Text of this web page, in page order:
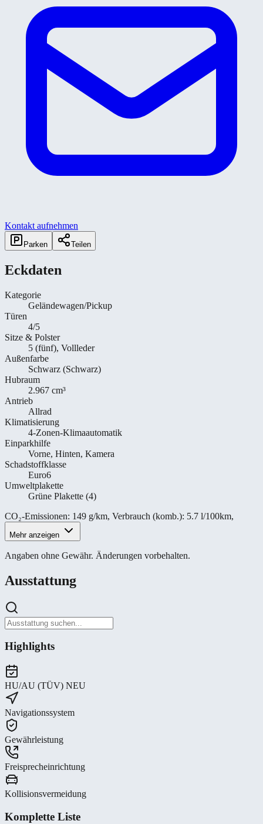
Kontakt aufnehmen
Parken Teilen
Eckdaten
Kategorie
Geländewagen/Pickup
Türen
4/5
Sitze & Polster
5 (fünf), Vollleder
Außenfarbe
Schwarz (Schwarz)
Hubraum
2.967 cm³
Antrieb
Allrad
Klimatisierung
4-Zonen-Klimaautomatik
Einparkhilfe
Vorne, Hinten, Kamera
Schadstoffklasse
Euro6
Umweltplakette
Grüne Plakette (4)
CO₂-Emissionen: 149 g/km, Verbrauch (komb.): 5.7 l/100km,
Mehr anzeigen
Angaben ohne Gewähr. Änderungen vorbehalten.
Ausstattung
Highlights
HU/AU (TÜV) NEU
Navigationssystem
Gewährleistung
Freisprecheinrichtung
Kollisionsvermeidung
Komplette Liste